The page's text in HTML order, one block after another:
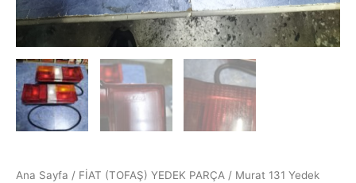
Ana Sayfa / FİAT (TOFAŞ) YEDEK PARÇA / Murat 131 Yedek